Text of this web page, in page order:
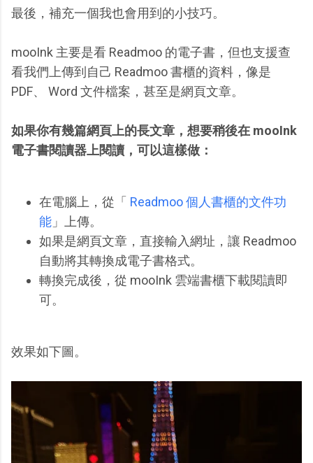
最後，補充一個我也會用到的小技巧。
mooInk 主要是看 Readmoo 的電子書，但也支援查
看我們上傳到自己 Readmoo 書櫃的資料，像是
PDF、 Word 文件檔案，甚至是網頁文章。
如果你有幾篇網頁上的長文章，想要稍後在 mooInk
電子書閱讀器上閱讀，可以這樣做：
在電腦上，從「 Readmoo 個人書櫃的文件功
能 」上傳。
如果是網頁文章，直接輸入網址，讓 Readmoo
自動將其轉換成電子書格式。
轉換完成後，從 mooInk 雲端書櫃下載閱讀即
可。
效果如下圖。